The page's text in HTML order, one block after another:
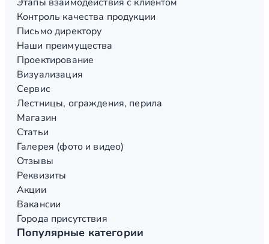
Контроль качества продукции
Письмо директору
Наши преимущества
Проектирование
Визуализация
Сервис
Лестницы, ограждения, перила
Магазин
Статьи
Галерея (фото и видео)
Отзывы
Реквизиты
Акции
Вакансии
Города присутствия
Популярные категории